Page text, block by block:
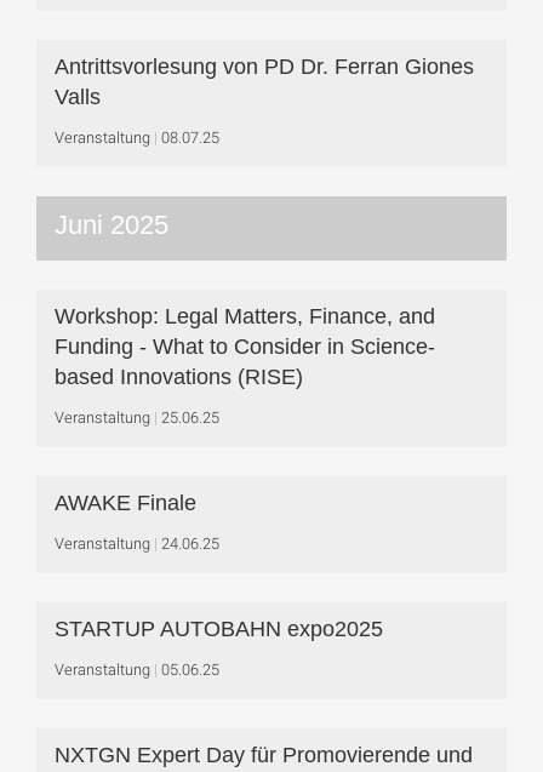
Antrittsvorlesung von PD Dr. Ferran Giones
Valls
Veranstaltung 08.07.25
Juni 2025
Workshop: Legal Matters, Finance, and
Funding - What to Consider in Science-
based Innovations (RISE)
Veranstaltung 25.06.25
AWAKE Finale
Veranstaltung 24.06.25
STARTUP AUTOBAHN expo2025
Veranstaltung 05.06.25
NXTGN Expert Day für Promovierende und